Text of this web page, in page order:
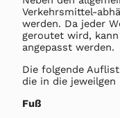
Verkehrsmittel-
werden. Da jeder
geroutet wird,
angepasst werden.
Die folgende
die in die
Fuß